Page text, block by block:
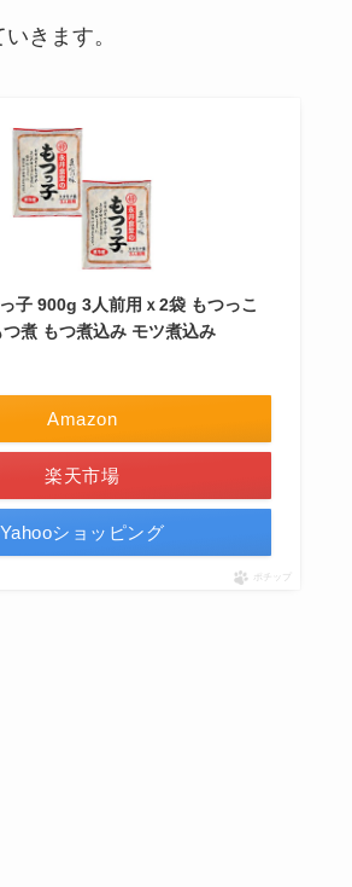
きます。
子 900g 3人前用ｘ2袋 もつっこ
煮 もつ煮込み モツ煮込み
Amazon
楽天市場
Yahooショッピング
ポチップ